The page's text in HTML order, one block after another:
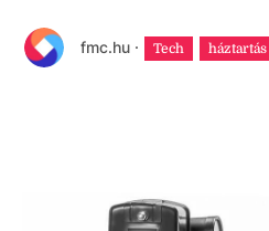
fmc.hu · Tech háztartás